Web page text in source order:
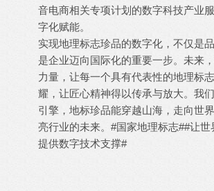
音电商相关专项计划的数字科技产业
字化赋能。
实现地理标志珍品的数字化，不仅是
是企业迈向国际化的重要一步。未来
力量，让每一个具有代表性的地理标
耀，让匠心精神得以传承与放大。我
引擎，地标珍品能穿越山海，走向世
亮行业的未来。 #国家地理标志##让世
提供数字技术支撑## U. w8 L! }& }; L